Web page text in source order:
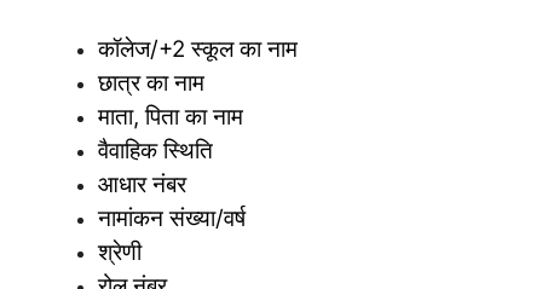
कॉलेज/+2 स्कूल का नाम
छात्र का नाम
माता, पिता का नाम
वैवाहिक स्थिति
आधार नंबर
नामांकन संख्या/वर्ष
श्रेणी